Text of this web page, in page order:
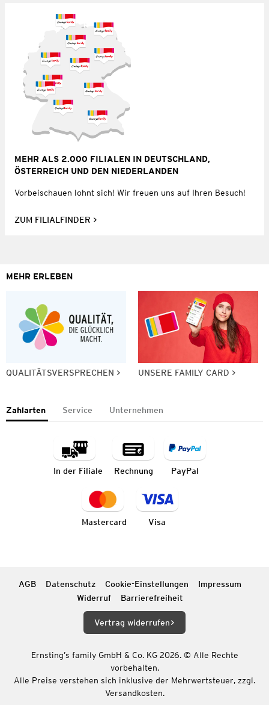
MEHR ALS 2.000 FILIALEN IN DEUTSCHLAND,
ÖSTERREICH UND DEN NIEDERLANDEN
Vorbeischauen lohnt sich! Wir freuen uns auf Ihren Besuch!
ZUM FILIALFINDER
MEHR ERLEBEN
QUALITÄTSVERSPRECHEN UNSERE FAMILY CARD
Zahlarten Service Unternehmen
In der Filiale Rechnung PayPal
Mastercard Visa
AGB Datenschutz Cookie-Einstellungen
Impressum
Widerruf
Barrierefreiheit
Vertrag widerrufen
Ernsting’s family GmbH & Co. KG 2026. © Alle Rechte
vorbehalten.
Alle Preise verstehen sich inklusive der Mehrwertsteuer, zzgl.
Versandkosten.